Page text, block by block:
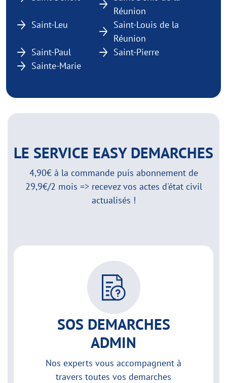
Réunion
Saint-Leu
Saint-Louis de la
Réunion
Saint-Paul
Saint-Pierre
Sainte-Marie
LE SERVICE EASY DEMARCHES
4,90€ à la commande puis abonnement de
29,9€/2 mois => recevez vos actes d'état civil
actualisés !
SOS DEMARCHES
ADMIN
Nos experts vous accompagnent à
travers toutes vos demarches